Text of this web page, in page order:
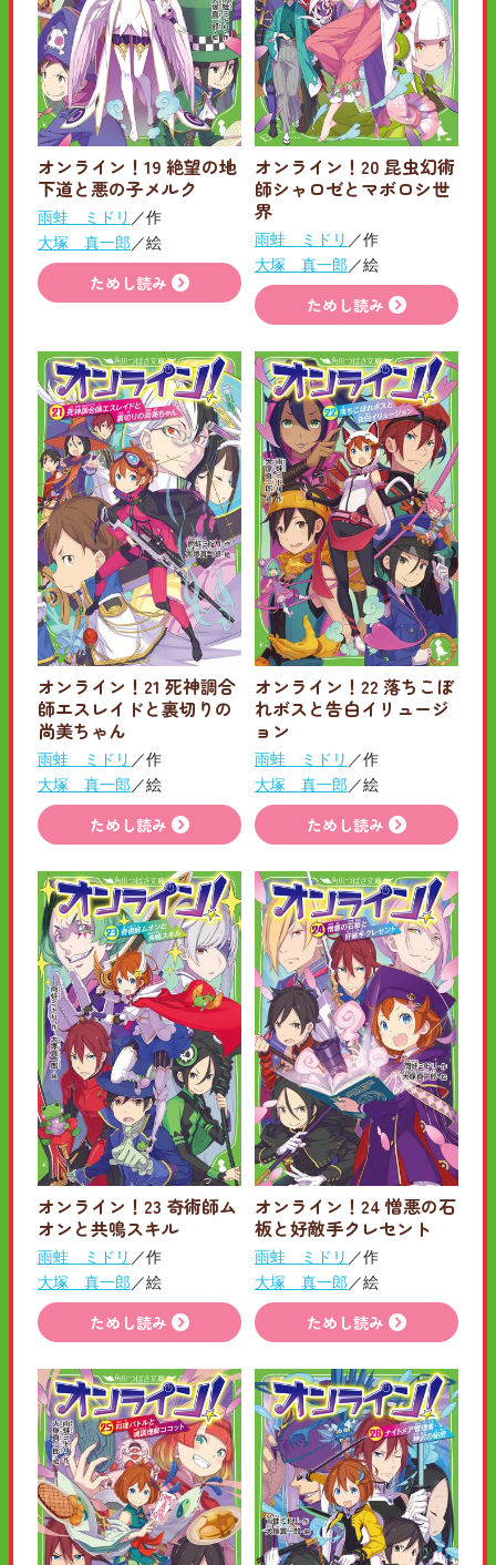
オンライン！19 絶望の地
下道と悪の子メルク
雨蛙 ミドリ ／作
大塚 真一郎 ／絵
ためし読み
オンライン！20 昆虫幻術
師シャロゼとマボロシ世
界
雨蛙 ミドリ ／作
大塚 真一郎 ／絵
ためし読み
オンライン！21 死神調合
師エスレイドと裏切りの
尚美ちゃん
雨蛙 ミドリ ／作
大塚 真一郎 ／絵
ためし読み
オンライン！22 落ちこぼ
れボスと告白イリュージ
ョン
雨蛙 ミドリ ／作
大塚 真一郎 ／絵
ためし読み
オンライン！23 奇術師ム
オンと共鳴スキル
雨蛙 ミドリ ／作
大塚 真一郎 ／絵
ためし読み
オンライン！24 憎悪の石
板と好敵手クレセント
雨蛙 ミドリ ／作
大塚 真一郎 ／絵
ためし読み